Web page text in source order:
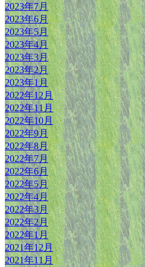
2023年7月
2023年6月
2023年5月
2023年4月
2023年3月
2023年2月
2023年1月
2022年12月
2022年11月
2022年10月
2022年9月
2022年8月
2022年7月
2022年6月
2022年5月
2022年4月
2022年3月
2022年2月
2022年1月
2021年12月
2021年11月